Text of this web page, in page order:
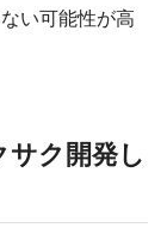
い可能性が高
ク開発し